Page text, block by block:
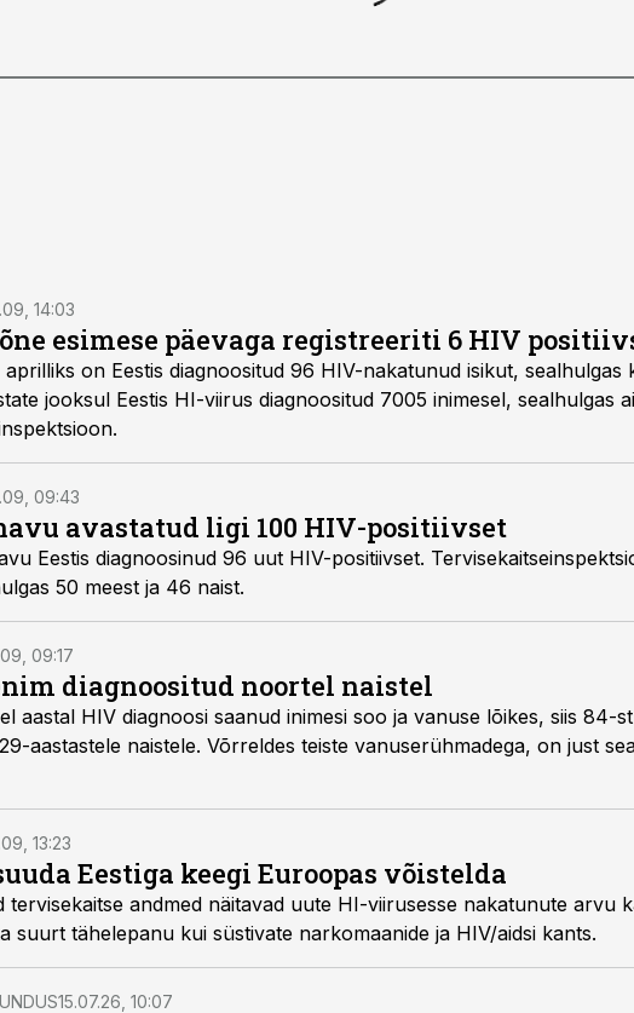
14:03
esimese päevaga registreeriti 6 HIV
sealhulgas kinnipeetavaid 18.
09:43
avastatud ligi 100 HIV-positiivset
96 uut HIV-positiivset. Tervisekaitseinspektsiooni andmetel on uute
nakatunute hulgas 50 meest ja 46 naist.
09:17
diagnoositud noortel naistel
saanud inimesi soo ja vanuse lõikes, siis 84-st diagnoosist 18
13:23
Eestiga keegi Euroopas võistelda
uute HI-viirusesse nakatunute arvu kahanemist, pälvib Eesti
Euroopas ikka suurt tähelepanu kui süstivate narkomaanide ja HIV/aidsi kants.
15.07.26, 10:07